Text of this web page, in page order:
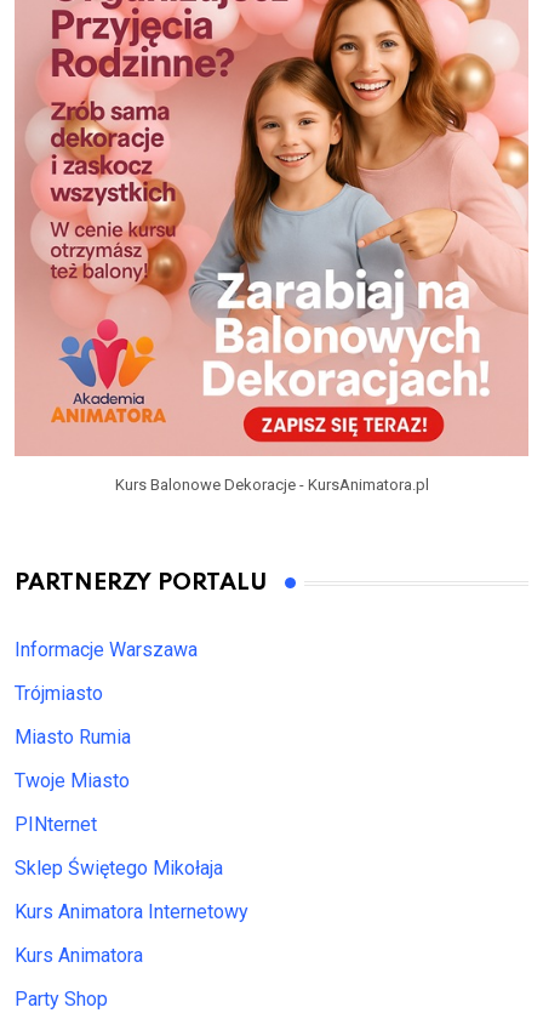
Kurs Balonowe Dekoracje - KursAnimatora.pl
PARTNERZY PORTALU
Informacje Warszawa
Trójmiasto
Miasto Rumia
Twoje Miasto
PINternet
Sklep Świętego Mikołaja
Kurs Animatora Internetowy
Kurs Animatora
Party Shop